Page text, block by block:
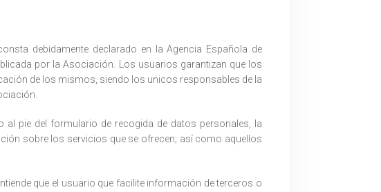
debidamente declarado en la Agencia Española de
por la Asociación. Los usuarios garantizan que los
de los mismos, siendo los unicos responsables de la
pie del formulario de recogida de datos personales, la
sobre los servicios que se ofrecen; así como aquellos
que el usuario que facilite información de terceros o